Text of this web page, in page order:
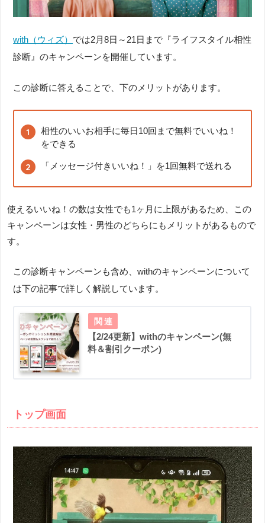
with（ウィズ） では2月8日～21日まで『ライフスタイル相性
診断』のキャンペーンを開催しています。
この診断に答えることで、下のメリットがあります。
相性のいいお相手に毎日10回まで無料でいいね！
をできる
「メッセージ付きいいね！」を1回無料で送れる
使えるいいね！の数は女性でも1ヶ月に上限があるため、この
キャンペーンは女性・男性のどちらにもメリットがあるもので
す。
この診断キャンペーンも含め、withのキャンペーンについて
は下の記事で詳しく解説しています。
【2/24更新】withのキャンペーン(無
料＆割引クーポン)
トップ画面